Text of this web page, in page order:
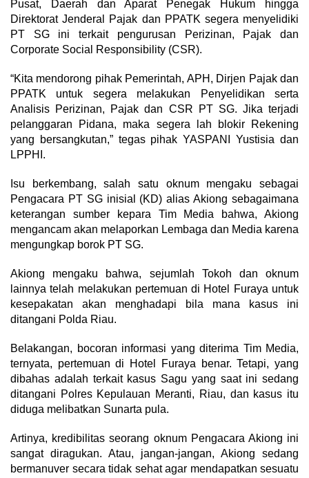
Pusat, Daerah dan Aparat Penegak Hukum hingga
Direktorat Jenderal Pajak dan PPATK segera menyelidiki
PT SG ini terkait pengurusan Perizinan, Pajak dan
Corporate Social Responsibility (CSR).
“Kita mendorong pihak Pemerintah, APH, Dirjen Pajak dan
PPATK untuk segera melakukan Penyelidikan serta
Analisis Perizinan, Pajak dan CSR PT SG. Jika terjadi
pelanggaran Pidana, maka segera lah blokir Rekening
yang bersangkutan,” tegas pihak YASPANI Yustisia dan
LPPHI.
Isu berkembang, salah satu oknum mengaku sebagai
Pengacara PT SG inisial (KD) alias Akiong sebagaimana
keterangan sumber kepara Tim Media bahwa, Akiong
mengancam akan melaporkan Lembaga dan Media karena
mengungkap borok PT SG.
Akiong mengaku bahwa, sejumlah Tokoh dan oknum
lainnya telah melakukan pertemuan di Hotel Furaya untuk
kesepakatan akan menghadapi bila mana kasus ini
ditangani Polda Riau.
Belakangan, bocoran informasi yang diterima Tim Media,
ternyata, pertemuan di Hotel Furaya benar. Tetapi, yang
dibahas adalah terkait kasus Sagu yang saat ini sedang
ditangani Polres Kepulauan Meranti, Riau, dan kasus itu
diduga melibatkan Sunarta pula.
Artinya, kredibilitas seorang oknum Pengacara Akiong ini
sangat diragukan. Atau, jangan-jangan, Akiong sedang
bermanuver secara tidak sehat agar mendapatkan sesuatu